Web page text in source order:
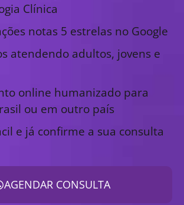
Clínica
notas 5 estrelas no Google
atendendo adultos, jovens e
online humanizado para
ou em outro país
e já confirme a sua consulta
AGENDAR CONSULTA